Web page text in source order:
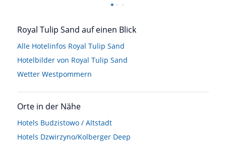
Royal Tulip Sand auf einen Blick
Alle Hotelinfos Royal Tulip Sand
Hotelbilder von Royal Tulip Sand
Wetter Westpommern
Orte in der Nähe
Hotels Budzistowo / Altstadt
Hotels Dzwirzyno/Kolberger Deep